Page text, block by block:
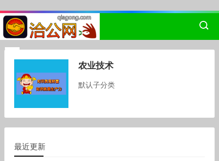
农业技术
默认子分类
最近更新